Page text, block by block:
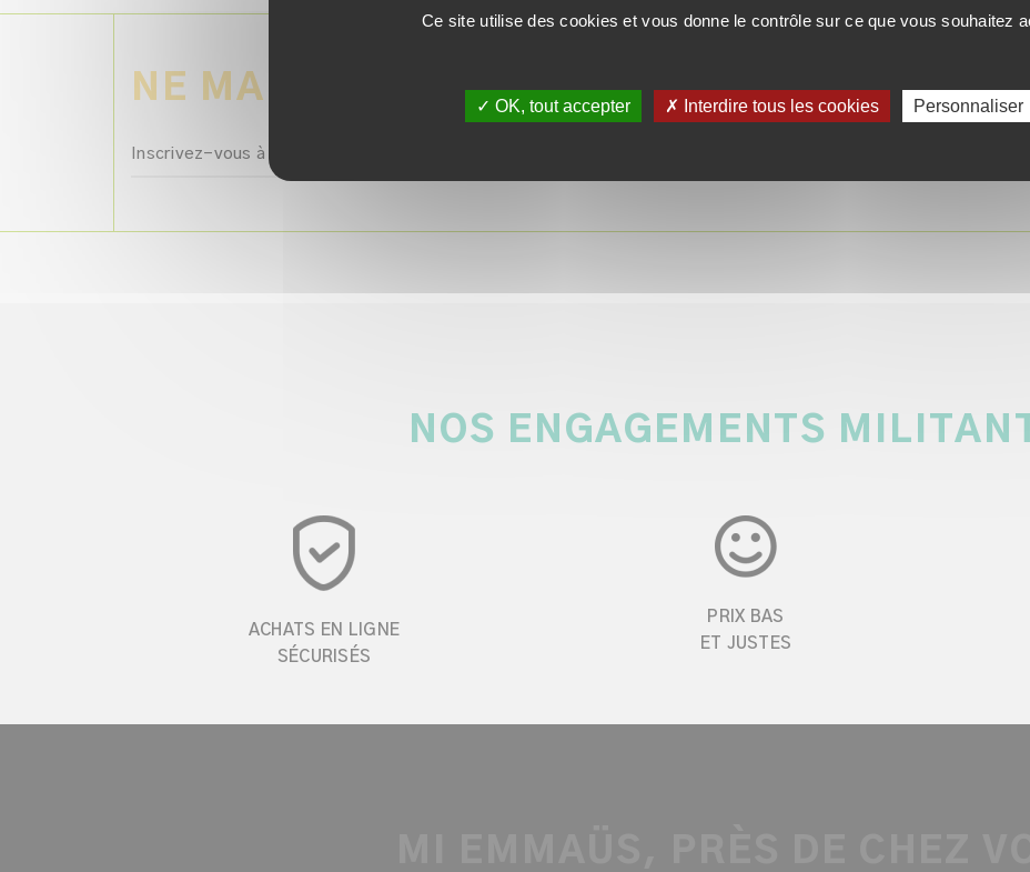
NE MANQUEZ AUCUNE BONNE AFFAIRE
Inscrivez-vous à la newsletter avec votre e-mail
NOS ENGAGEMENTS
ACHATS EN LIGNE
SÉCURISÉS
PRIX BAS
ET JUSTES
Ce site utilise des cookies et vous donne le contrôle sur ce que vous souhaitez
✓ OK, tout accepter ✗ Interdire tous les cookies Personnaliser